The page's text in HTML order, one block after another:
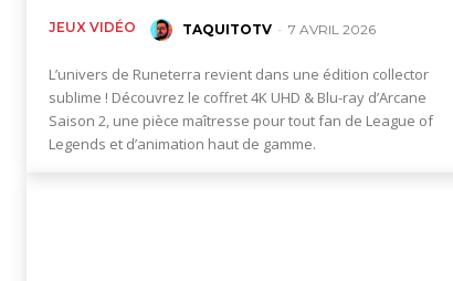
films,
JEUX VIDÉO TAQUITOTV - 7 AVRIL 2026
L’univers de Runeterra revient dans une édition collector
sublime ! Découvrez le coffret 4K UHD & Blu-ray d’Arcane
Saison 2, une pièce maîtresse pour tout fan de League of
Legends et d’animation haut de gamme.